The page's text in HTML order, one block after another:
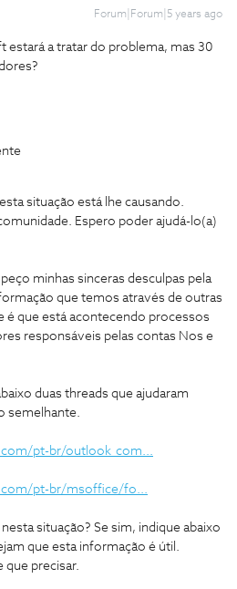
Forum|Forum|5 years ago
a tratar do problema, mas 30
situação está lhe causando.
Espero poder ajudá-lo(a)
minhas sinceras desculpas pela
que temos através de outras
é que está acontecendo processos
responsáveis pelas contas Nos e
duas threads que ajudaram
semelhante.
pt-br/outlook_com...
pt-br/msoffice/fo...
situação? Se sim, indique abaixo
que esta informação é útil.
que precisar.